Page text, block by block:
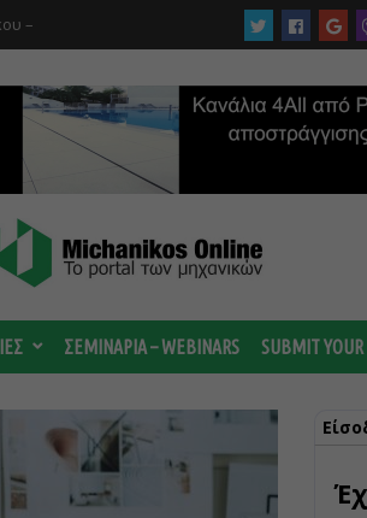
–
ΣΕΜΙΝΑΡΙΑ – WEBINARS SUBMIT